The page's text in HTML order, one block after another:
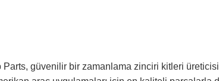
Parts, güvenilir bir zamanlama zinciri kitleri